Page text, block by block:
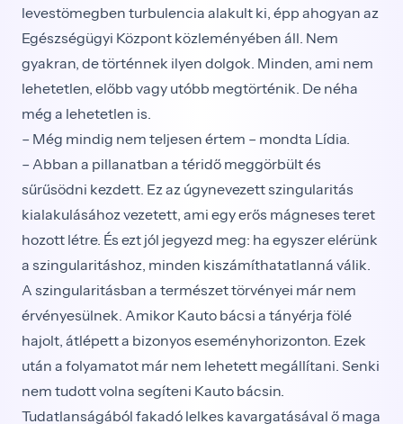
levestömegben turbulencia alakult ki, épp ahogyan az
Egészségügyi Központ közleményében áll. Nem
gyakran, de történnek ilyen dolgok. Minden, ami nem
lehetetlen, előbb vagy utóbb megtörténik. De néha
még a lehetetlen is.
– Még mindig nem teljesen értem – mondta Lídia.
– Abban a pillanatban a téridő meggörbült és
sűrűsödni kezdett. Ez az úgynevezett szingularitás
kialakulásához vezetett, ami egy erős mágneses teret
hozott létre. És ezt jól jegyezd meg: ha egyszer elérünk
a szingularitáshoz, minden kiszámíthatatlanná válik.
A szingularitásban a természet törvényei már nem
érvényesülnek. Amikor Kauto bácsi a tányérja fölé
hajolt, átlépett a bizonyos eseményhorizonton. Ezek
után a folyamatot már nem lehetett megállítani. Senki
nem tudott volna segíteni Kauto bácsin.
Tudatlanságából fakadó lelkes kavargatásával ő maga